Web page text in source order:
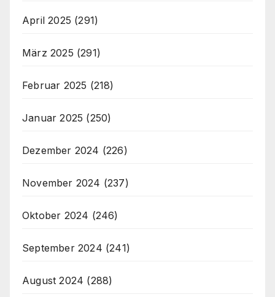
April 2025 (291)
März 2025 (291)
Februar 2025 (218)
Januar 2025 (250)
Dezember 2024 (226)
November 2024 (237)
Oktober 2024 (246)
September 2024 (241)
August 2024 (288)